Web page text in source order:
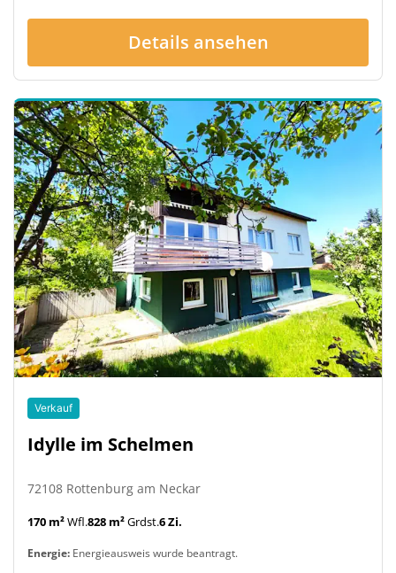
Details ansehen
Verkauf
Idylle im Schelmen
72108 Rottenburg am Neckar
170 m²Wfl.828 m²Grdst.6 Zi.
Energie: Energieausweis wurde beantragt.